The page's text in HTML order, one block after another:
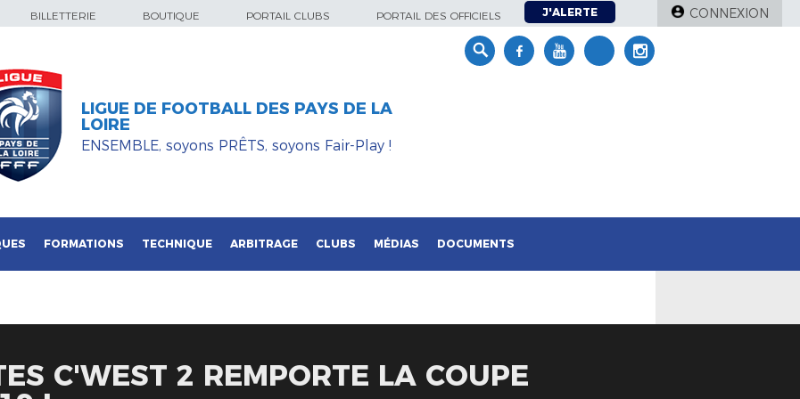
BILLETTERIE BOUTIQUE PORTAIL CLUBS PORTAIL DES OFFICIELS J'ALERTE CONNEXION
LIGUE DE FOOTBALL DES PAYS DE LA
LOIRE
ENSEMBLE, soyons PRÊTS, soyons Fair-Play !
FORMATIONS TECHNIQUE ARBITRAGE CLUBS MÉDIAS DOCUMENTS
C'WEST 2 REMPORTE LA COUPE